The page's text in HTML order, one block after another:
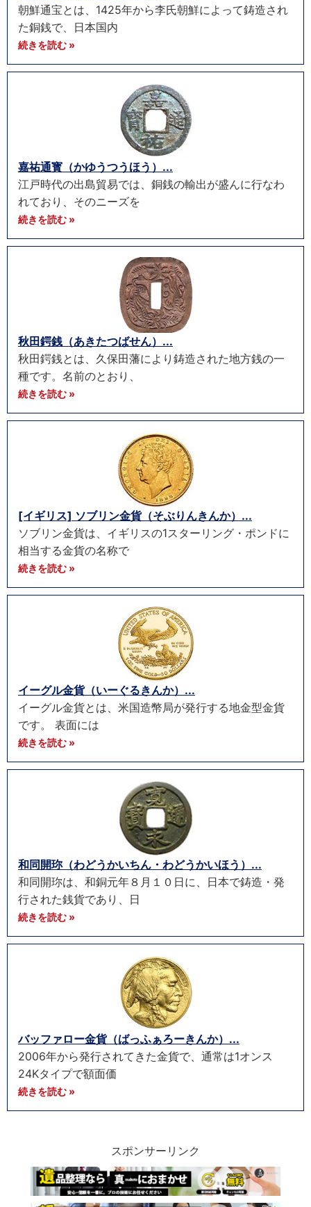
朝鮮通宝とは、1425年から李氏朝鮮によって鋳造され
た銅銭で、日本国内
続きを読む »
嘉祐通寳（かゆうつうほう）...
江戸時代の出島貿易では、銅銭の輸出が盛んに行なわ
れており、そのニーズを
続きを読む »
秋田鍔銭（あきたつばせん）...
秋田鍔銭とは、久保田藩により鋳造された地方銭の一
種です。名前のとおり、
続きを読む »
[イギリス] ソブリン金貨（そぶりんきんか）...
ソブリン金貨は、イギリスの1スターリング・ポンドに
相当する金貨の名称で
続きを読む »
イーグル金貨（いーぐるきんか）...
イーグル金貨とは、米国造幣局が発行する地金型金貨
です。 表面には
続きを読む »
和同開珎（わどうかいちん・わどうかいほう）...
和同開珎は、和銅元年８月１０日に、日本で鋳造・発
行された銭貨であり、日
続きを読む »
バッファロー金貨（ばっふぁろーきんか）...
2006年から発行されてきた金貨で、通常は1オンス
24Kタイプで額面価
続きを読む »
スポンサーリンク